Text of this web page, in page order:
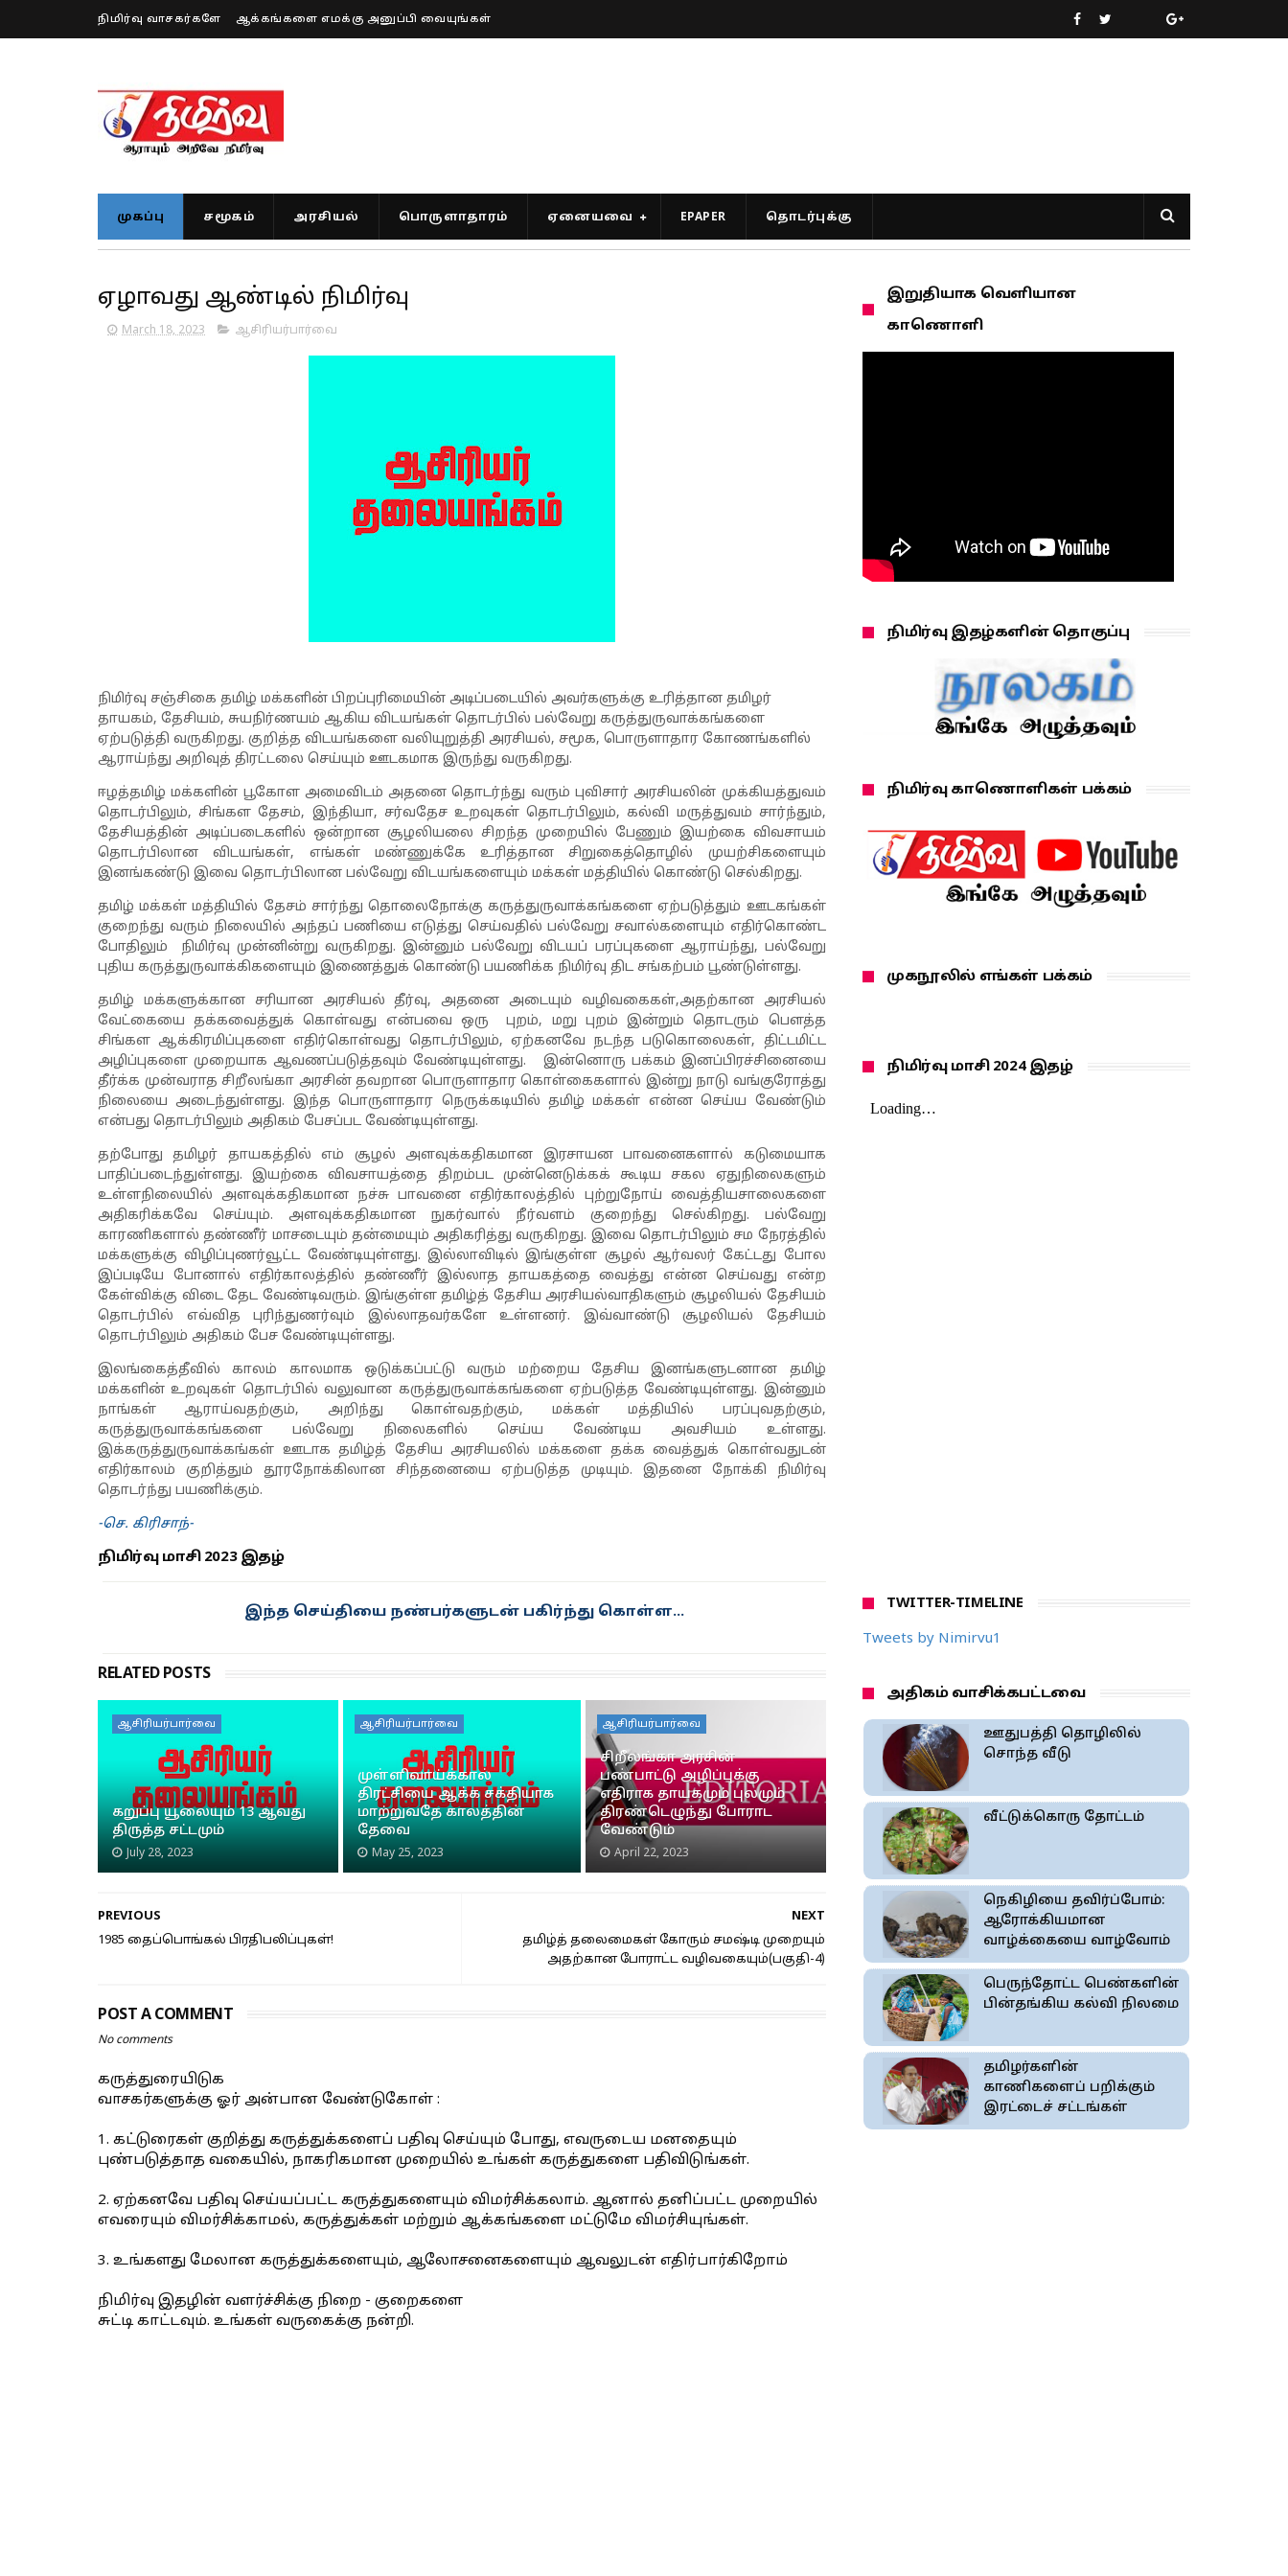
நிமிர்வு வாசகர்களே ஆக்கங்களை எமக்கு அனுப்பி வையுங்கள்
முகப்பு சமூகம் அரசியல் பொருளாதாரம் ஏனையவை EPAPER தொடர்புக்கு
ஏழாவது ஆண்டில் நிமிர்வு
March 18, 2023 ஆசிரியர்பார்வை
நிமிர்வு சஞ்சிகை தமிழ் மக்களின் பிறப்புரிமையின் அடிப்படையில் அவர்களுக்கு உரித்தான தமிழர்
தாயகம், தேசியம், சுயநிர்ணயம் ஆகிய விடயங்கள் தொடர்பில் பல்வேறு கருத்துருவாக்கங்களை
ஏற்படுத்தி வருகிறது. குறித்த விடயங்களை வலியுறுத்தி அரசியல், சமூக, பொருளாதார கோணங்களில்
ஆராய்ந்து அறிவுத் திரட்டலை செய்யும் ஊடகமாக இருந்து வருகிறது.
ஈழத்தமிழ் மக்களின் பூகோள அமைவிடம் அதனை தொடர்ந்து வரும் புவிசார் அரசியலின் முக்கியத்துவம்
தொடர்பிலும்,சிங்கள தேசம், இந்தியா, சர்வதேச உறவுகள் தொடர்பிலும்,கல்வி மருத்துவம் சார்ந்தும்,
தேசியத்தின் அடிப்படைகளில் ஒன்றான சூழலியலை சிறந்த முறையில் பேணும் இயற்கை விவசாயம்
தொடர்பிலான விடயங்கள், எங்கள் மண்ணுக்கே உரித்தான சிறுகைத்தொழில் முயற்சிகளையும்
இனங்கண்டு இவை தொடர்பிலான பல்வேறு விடயங்களையும் மக்கள் மத்தியில் கொண்டு செல்கிறது.
தமிழ் மக்கள் மத்தியில் தேசம் சார்ந்து தொலைநோக்கு கருத்துருவாக்கங்களை ஏற்படுத்தும் ஊடகங்கள்
குறைந்து வரும் நிலையில் அந்தப் பணியை எடுத்து செய்வதில் பல்வேறு சவால்களையும் எதிர்கொண்ட
போதிலும் நிமிர்வு முன்னின்று வருகிறது. இன்னும் பல்வேறு விடயப் பரப்புகளை ஆராய்ந்து, பல்வேறு
புதிய கருத்துருவாக்கிகளையும் இணைத்துக் கொண்டு பயணிக்க நிமிர்வு திட சங்கற்பம் பூண்டுள்ளது.
தமிழ் மக்களுக்கான சரியான அரசியல் தீர்வு,அதனை அடையும் வழிவகைகள்,அதற்கான அரசியல்
வேட்கையை தக்கவைத்துக் கொள்வது என்பவை ஒரு புறம், மறு புறம் இன்றும் தொடரும் பௌத்த
சிங்கள ஆக்கிரமிப்புகளை எதிர்கொள்வது தொடர்பிலும், ஏற்கனவே நடந்த படுகொலைகள், திட்டமிட்ட
அழிப்புகளை முறையாக ஆவணப்படுத்தவும் வேண்டியுள்ளது. இன்னொரு பக்கம் இனப்பிரச்சினையை
தீர்க்க முன்வராத சிறீலங்கா அரசின் தவறான பொருளாதார கொள்கைகளால் இன்று நாடு வங்குரோத்து
நிலையை அடைந்துள்ளது. இந்த பொருளாதார நெருக்கடியில் தமிழ் மக்கள் என்ன செய்ய வேண்டும்
என்பது தொடர்பிலும் அதிகம் பேசப்பட வேண்டியுள்ளது.
தற்போது தமிழர் தாயகத்தில் எம் சூழல் அளவுக்கதிகமான இரசாயன பாவனைகளால் கடுமையாக
பாதிப்படைந்துள்ளது. இயற்கை விவசாயத்தை திறம்பட முன்னெடுக்கக் கூடிய சகல ஏதுநிலைகளும்
உள்ளநிலையில் அளவுக்கதிகமான நச்சு பாவனை எதிர்காலத்தில் புற்றுநோய் வைத்தியசாலைகளை
அதிகரிக்கவே செய்யும். அளவுக்கதிகமான நுகர்வால் நீர்வளம் குறைந்து செல்கிறது. பல்வேறு
காரணிகளால் தண்ணீர் மாசடையும் தன்மையும் அதிகரித்து வருகிறது. இவை தொடர்பிலும் சம நேரத்தில்
மக்களுக்கு விழிப்புணர்வூட்ட வேண்டியுள்ளது. இல்லாவிடில் இங்குள்ள சூழல் ஆர்வலர் கேட்டது போல
இப்படியே போனால் எதிர்காலத்தில் தண்ணீர் இல்லாத தாயகத்தை வைத்து என்ன செய்வது என்ற
கேள்விக்கு விடை தேட வேண்டிவரும். இங்குள்ள தமிழ்த் தேசிய அரசியல்வாதிகளும் சூழலியல் தேசியம்
தொடர்பில் எவ்வித புரிந்துணர்வும் இல்லாதவர்களே உள்ளனர். இவ்வாண்டு சூழலியல் தேசியம்
தொடர்பிலும் அதிகம் பேச வேண்டியுள்ளது.
இலங்கைத்தீவில் காலம் காலமாக ஒடுக்கப்பட்டு வரும் மற்றைய தேசிய இனங்களுடனான தமிழ்
மக்களின் உறவுகள் தொடர்பில் வலுவான கருத்துருவாக்கங்களை ஏற்படுத்த வேண்டியுள்ளது. இன்னும்
நாங்கள் ஆராய்வதற்கும், அறிந்து கொள்வதற்கும், மக்கள் மத்தியில் பரப்புவதற்கும்,
கருத்துருவாக்கங்களை பல்வேறு நிலைகளில் செய்ய வேண்டிய அவசியம் உள்ளது.
இக்கருத்துருவாக்கங்கள் ஊடாக தமிழ்த் தேசிய அரசியலில் மக்களை தக்க வைத்துக் கொள்வதுடன்
எதிர்காலம் குறித்தும் தூரநோக்கிலான சிந்தனையை ஏற்படுத்த முடியும். இதனை நோக்கி நிமிர்வு
தொடர்ந்து பயணிக்கும்.
-செ. கிரிசாந்-
நிமிர்வு மாசி 2023 இதழ்
இந்த செய்தியை நண்பர்களுடன் பகிர்ந்து கொள்ள...
RELATED POSTS
ஆசிரியர்பார்வை
கறுப்பு யூலையும் 13 ஆவது
திருத்த சட்டமும்
July 28, 2023
ஆசிரியர்பார்வை
முள்ளிவாய்க்கால்
திரட்சியை ஆக்க சக்தியாக
மாற்றுவதே காலத்தின்
தேவை
May 25, 2023
ஆசிரியர்பார்வை
சிறீலங்கா அரசின்
பண்பாட்டு அழிப்புக்கு
எதிராக தாயகமும் புலமும்
திரண்டெழுந்து போராட
வேண்டும்
April 22, 2023
NEXT
தமிழ்த் தலைமைகள் கோரும் சமஷ்டி முறையும்
அதற்கான போராட்ட வழிவகையும்(பகுதி-4)
PREVIOUS
1985 தைப்பொங்கல் பிரதிபலிப்புகள்!
POST A COMMENT
No comments
கருத்துரையிடுக
வாசகர்களுக்கு ஓர் அன்பான வேண்டுகோள் :
1. கட்டுரைகள் குறித்து கருத்துக்களைப் பதிவு செய்யும் போது, எவருடைய மனதையும்
புண்படுத்தாத வகையில், நாகரிகமான முறையில் உங்கள் கருத்துகளை பதிவிடுங்கள்.
2. ஏற்கனவே பதிவு செய்யப்பட்ட கருத்துகளையும் விமர்சிக்கலாம். ஆனால் தனிப்பட்ட முறையில்
எவரையும் விமர்சிக்காமல், கருத்துக்கள் மற்றும் ஆக்கங்களை மட்டுமே விமர்சியுங்கள்.
3. உங்களது மேலான கருத்துக்களையும், ஆலோசனைகளையும் ஆவலுடன் எதிர்பார்கிறோம்
நிமிர்வு இதழின் வளர்ச்சிக்கு நிறை - குறைகளை
சுட்டி காட்டவும். உங்கள் வருகைக்கு நன்றி.
இறுதியாக வெளியான
காணொளி
நிமிர்வு இதழ்களின் தொகுப்பு
நிமிர்வு காணொளிகள் பக்கம்
முகநூலில் எங்கள் பக்கம்
நிமிர்வு மாசி 2024 இதழ்
TWITTER-TIMELINE
Tweets by Nimirvu1
அதிகம் வாசிக்கபட்டவை
ஊதுபத்தி தொழிலில்
சொந்த வீடு
வீட்டுக்கொரு தோட்டம்
நெகிழியை தவிர்ப்போம்:
ஆரோக்கியமான
வாழ்க்கையை வாழ்வோம்
பெருந்தோட்ட பெண்களின்
பின்தங்கிய கல்வி நிலமை
தமிழர்களின்
காணிகளைப் பறிக்கும்
இரட்டைச் சட்டங்கள்